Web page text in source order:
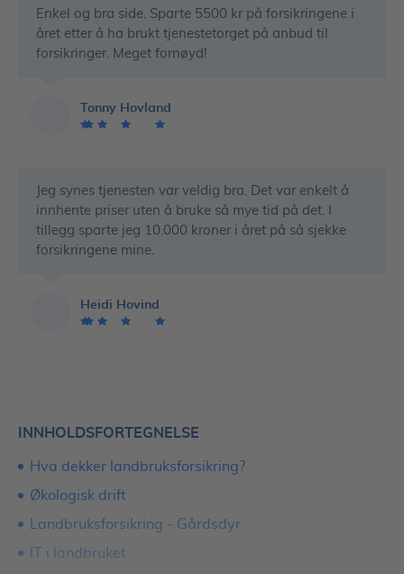
Enkel og bra side. Sparte 5500 kr på forsikringene i
året etter å ha brukt tjenestetorget på anbud til
forsikringer. Meget fornøyd!
Tonny Hovland
Jeg synes tjenesten var veldig bra. Det var enkelt å
innhente priser uten å bruke så mye tid på det. I
tillegg sparte jeg 10.000 kroner i året på så sjekke
forsikringene mine.
Heidi Hovind
INNHOLDSFORTEGNELSE
Hva dekker landbruksforsikring?
Økologisk drift
Landbruksforsikring - Gårdsdyr
IT i landbruket